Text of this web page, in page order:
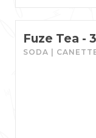
Fuze Tea -
SODA |